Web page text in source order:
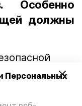
Персональных
Особенно
должны
50 граммов
обратить
она